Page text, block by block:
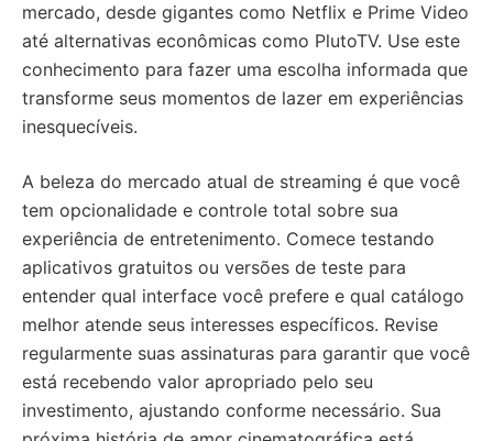
mercado, desde gigantes como Netflix e Prime Video
até alternativas econômicas como PlutoTV. Use este
conhecimento para fazer uma escolha informada que
transforme seus momentos de lazer em experiências
inesquecíveis.
A beleza do mercado atual de streaming é que você
tem opcionalidade e controle total sobre sua
experiência de entretenimento. Comece testando
aplicativos gratuitos ou versões de teste para
entender qual interface você prefere e qual catálogo
melhor atende seus interesses específicos. Revise
regularmente suas assinaturas para garantir que você
está recebendo valor apropriado pelo seu
investimento, ajustando conforme necessário. Sua